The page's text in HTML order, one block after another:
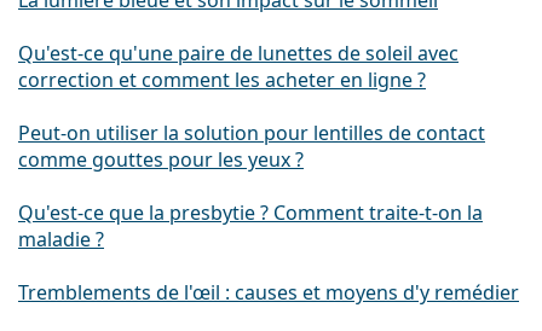
Qu'est-ce qu'une paire de lunettes de soleil avec
correction et comment les acheter en ligne ?
Peut-on utiliser la solution pour lentilles de contact
comme gouttes pour les yeux ?
Qu'est-ce que la presbytie ? Comment traite-t-on la
maladie ?
Tremblements de l'œil : causes et moyens d'y remédier